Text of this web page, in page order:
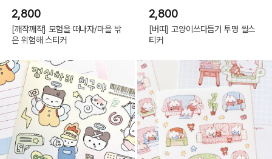
2,800
[깨작깨작] 모험을 떠나자/마을 밖
은 위험해 스티커
2,800
[버띠] 고양이쓰다듬기 투명 씰스
티커